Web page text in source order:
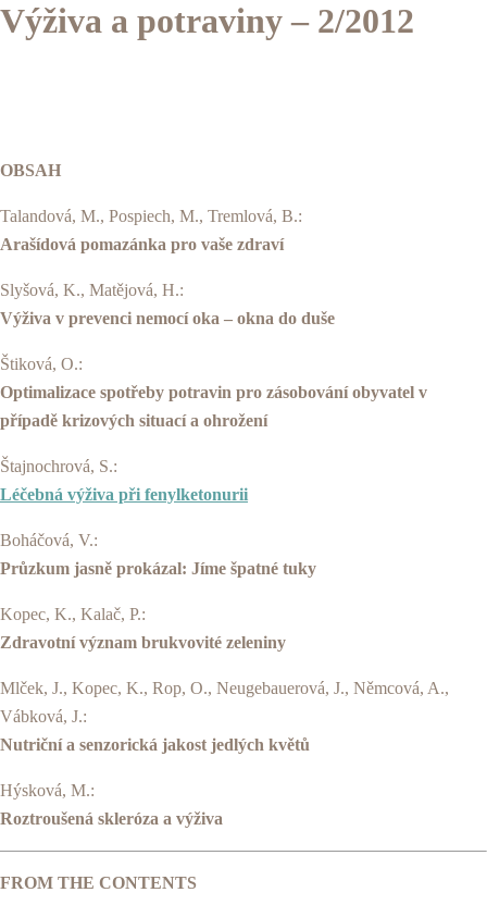
Výživa a potraviny – 2/2012
OBSAH
Talandová, M., Pospiech, M., Tremlová, B.:
Arašídová pomazánka pro vaše zdraví
Slyšová, K., Matějová, H.:
Výživa v prevenci nemocí oka – okna do duše
Štiková, O.:
Optimalizace spotřeby potravin pro zásobování obyvatel v
případě krizových situací a ohrožení
Štajnochrová, S.:
Léčebná výživa při fenylketonurii
Boháčová, V.:
Průzkum jasně prokázal: Jíme špatné tuky
Kopec, K., Kalač, P.:
Zdravotní význam brukvovité zeleniny
Mlček, J., Kopec, K., Rop, O., Neugebauerová, J., Němcová, A.,
Vábková, J.:
Nutriční a senzorická jakost jedlých květů
Hýsková, M.:
Roztroušená skleróza a výživa
FROM THE CONTENTS